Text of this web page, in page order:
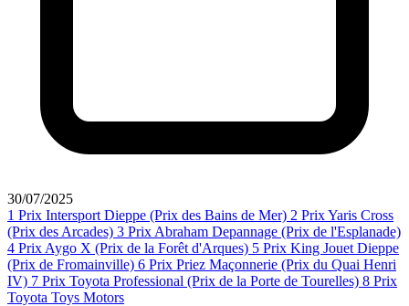
30/07/2025
1 Prix Intersport Dieppe (Prix des Bains de Mer) 2 Prix Yaris Cross
(Prix des Arcades) 3 Prix Abraham Depannage (Prix de l'Esplanade)
4 Prix Aygo X (Prix de la Forêt d'Arques) 5 Prix King Jouet Dieppe
(Prix de Fromainville) 6 Prix Priez Maçonnerie (Prix du Quai Henri
IV) 7 Prix Toyota Professional (Prix de la Porte de Tourelles) 8 Prix
Toyota Toys Motors